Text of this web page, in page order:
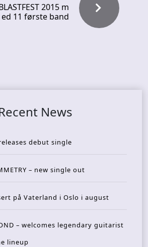
2015 m
ed 11 første band
News
releases debut single
– new single out
på Vaterland i Oslo i august
– welcomes legendary guitarist
lineup